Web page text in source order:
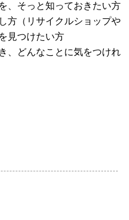
、そっと知っておきたい方
方（リサイクルショップや
見つけたい方
、どんなことに気をつけれ